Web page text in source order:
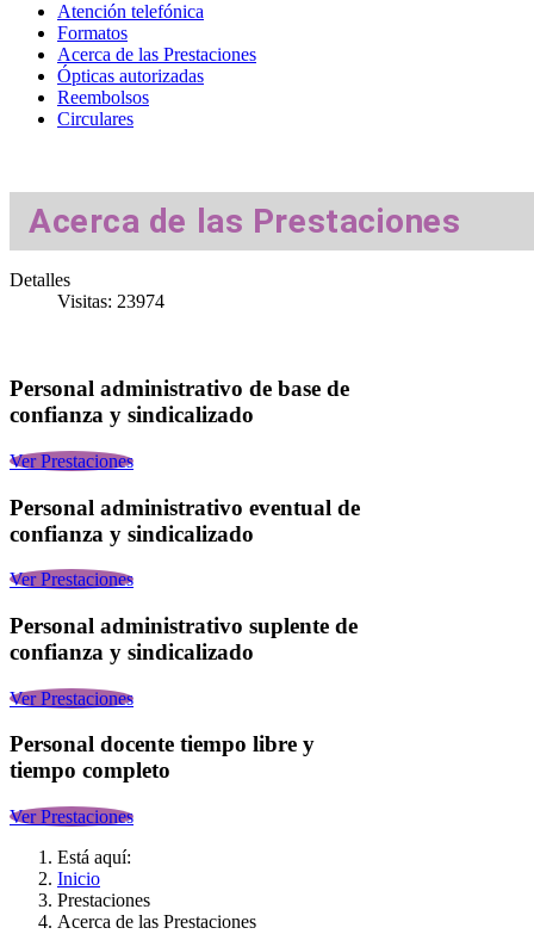
Atención telefónica
Formatos
Acerca de las Prestaciones
Ópticas autorizadas
Reembolsos
Circulares
Acerca de las Prestaciones
Detalles
Visitas: 23974
Personal administrativo de base de
confianza y sindicalizado
Ver Prestaciones
Personal administrativo eventual de
confianza y sindicalizado
Ver Prestaciones
Personal administrativo suplente de
confianza y sindicalizado
Ver Prestaciones
Personal docente tiempo libre y
tiempo completo
Ver Prestaciones
Está aquí:
Inicio
Prestaciones
Acerca de las Prestaciones